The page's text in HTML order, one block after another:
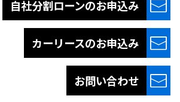
自社分割ローンのお申込み
カーリースのお申込み
お問い合わせ